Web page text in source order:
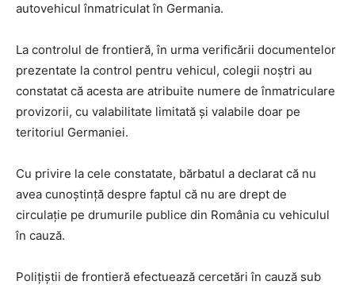
autovehicul înmatriculat în Germania.
La controlul de frontieră, în urma verificării documentelor
prezentate la control pentru vehicul, colegii noştri au
constatat că acesta are atribuite numere de înmatriculare
provizorii, cu valabilitate limitată şi valabile doar pe
teritoriul Germaniei.
Cu privire la cele constatate, bărbatul a declarat că nu
avea cunoştinţă despre faptul că nu are drept de
circulaţie pe drumurile publice din România cu vehiculul
în cauză.
Poliţiştii de frontieră efectuează cercetări în cauză sub